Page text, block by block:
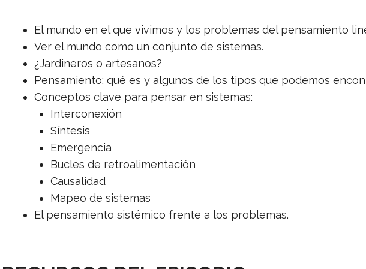
El mundo en el que vivimos y los problemas del pensamiento
Ver el mundo como un conjunto de sistemas.
¿Jardineros o artesanos?
Pensamiento: qué es y algunos de los tipos que podemos
Conceptos clave para pensar en sistemas:
Interconexión
Síntesis
Emergencia
Bucles de retroalimentación
Causalidad
Mapeo de sistemas
El pensamiento sistémico frente a los problemas.